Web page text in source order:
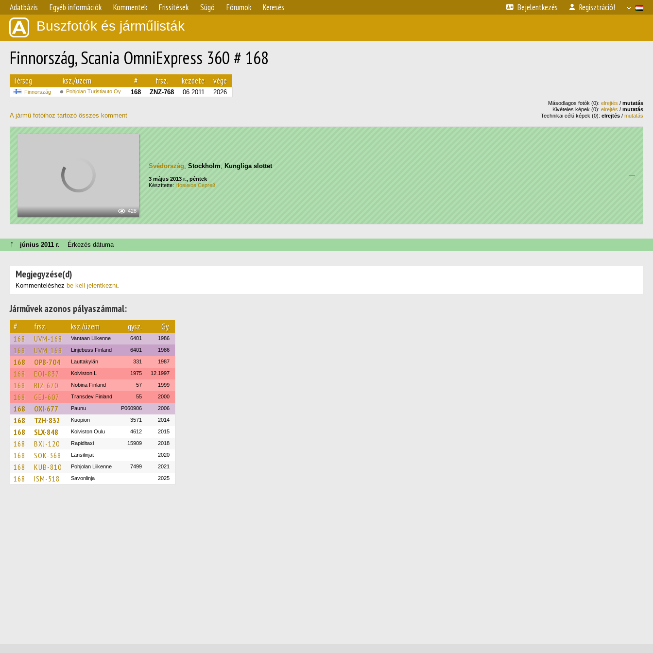
Adatbázis Egyéb információk Kommentek Frissítések Súgó Fórumok Keresés Bejelentkezés Regisztráció!
Buszfotók és járműlisták
Finnország, Scania OmniExpress 360 # 168
Térség ksz./üzem # frsz. kezdete vége
Finnország Pohjolan Turistiauto Oy 168 ZNZ-768 06.2011 2026
A jármű fotóihoz tartozó összes komment
Másodlagos fotók (0): elrejtés / mutatás
Kivételes képek (0): elrejtés / mutatás
Technikai célú képek (0): elrejtés / mutatás
428
Svédország, Stockholm, Kungliga slottet
3 május 2013 г., péntek
Készítette: Новиков Сергей
—
↑ június 2011 г. Érkezés dátuma
Megjegyzése(d)
Kommenteléshez be kell jelentkezni.
Járművek azonos pályaszámmal:
# frsz. ksz./üzem gysz. Gy.
168 UVM-168 Vantaan Liikenne 6401 1986
168 UVM-168 Linjebuss Finland 6401 1986
168 OPB-704 Lauttakylän 331 1987
168 EOI-837 Koiviston L 1975 12.1997
168 RIZ-670 Nobina Finland 57 1999
168 GEJ-607 Transdev Finland 55 2000
168 OXI-677 Paunu P060906 2006
168 TZH-832 Kuopion 3571 2014
168 SLX-848 Koiviston Oulu 4612 2015
168 BXJ-120 Rapiditaxi 15909 2018
168 SOK-368 Länsilinjat 2020
168 KUB-810 Pohjolan Liikenne 7499 2021
168 ISM-518 Savonlinja 2025